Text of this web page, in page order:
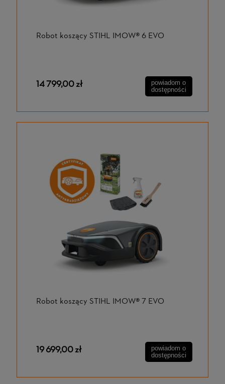
Robot koszący STIHL IMOW® 6 EVO
14 799,00 zł
powiadom o
dostępności
Robot koszący STIHL IMOW® 7 EVO
19 699,00 zł
powiadom o
dostępności